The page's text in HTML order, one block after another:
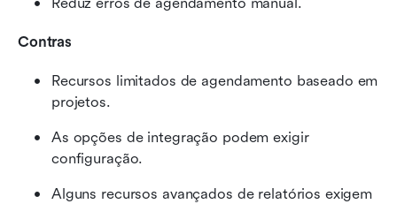
Contras
Recursos limitados de agendamento baseado em
projetos.
As opções de integração podem exigir
configuração.
Alguns recursos avançados de relatórios exigem